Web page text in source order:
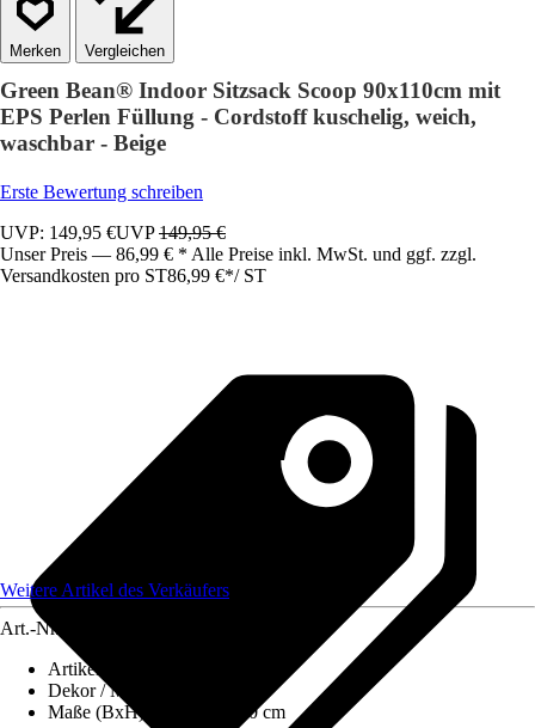
Vergleichen
Green Bean® Indoor Sitzsack Scoop 90x110cm mit
EPS Perlen Füllung - Cordstoff kuschelig, weich,
waschbar - Beige
Erste Bewertung schreiben
UVP: 149,95 €UVP149,95 €
Unser Preis — 86,99 € * Alle Preise inkl. MwSt. und ggf. zzgl.
Versandkosten pro ST86,99 €*/ ST
Weitere Artikel des Verkäufers
Art.-Nr.
Artikeltyp
Dekor / Muster
Maße (BxH)
90 x 90 x 110 cm